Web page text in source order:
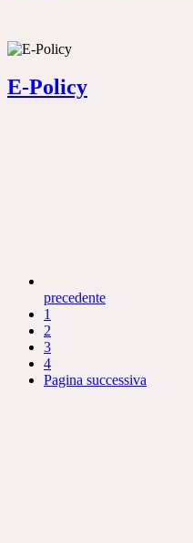
E-Policy
precedente
1
2
3
4
Pagina successiva